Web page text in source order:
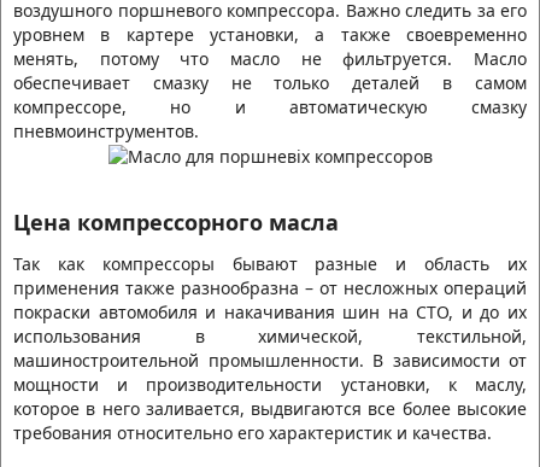
воздушного поршневого компрессора. Важно следить за его
уровнем в картере установки, а также своевременно
менять, потому что масло не фильтруется. Масло
обеспечивает смазку не только деталей в самом
компрессоре, но и автоматическую смазку
пневмоинструментов.
Цена компрессорного масла
Так как компрессоры бывают разные и область их
применения также разнообразна – от несложных операций
покраски автомобиля и накачивания шин на СТО, и до их
использования в химической, текстильной,
машиностроительной промышленности. В зависимости от
мощности и производительности установки, к маслу,
которое в него заливается, выдвигаются все более высокие
требования относительно его характеристик и качества.